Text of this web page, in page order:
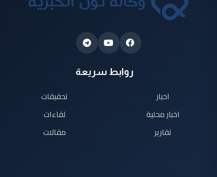
روابط سريعة
اخبار
اخبار محلية
تقارير
تحقيقات
لقاءات
مقالات